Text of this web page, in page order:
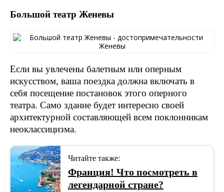
Большой театр Женевы
Если вы увлечены балетным или оперным
искусством, ваша поездка должна включать в
себя посещение постановок этого оперного
театра. Само здание будет интересно своей
архитектурной составляющей всем поклонникам
неоклассицизма.
Читайте также:
Франция! Что посмотреть в
легендарной стране?